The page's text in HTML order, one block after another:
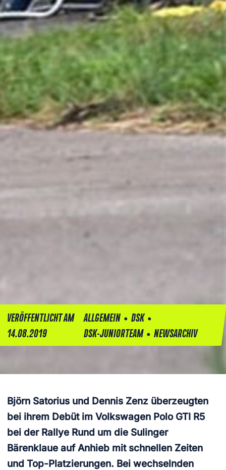
VERÖFFENTLICHT AM
14.08.2019
ALLGEMEIN• DSK•
DSK-JUNIORTEAM• NEWSARCHIV
Björn Satorius und Dennis Zenz überzeugten
bei ihrem Debüt im Volkswagen Polo GTI R5
bei der Rallye Rund um die Sulinger
Bärenklaue auf Anhieb mit schnellen Zeiten
und Top-Platzierungen. Bei wechselnden